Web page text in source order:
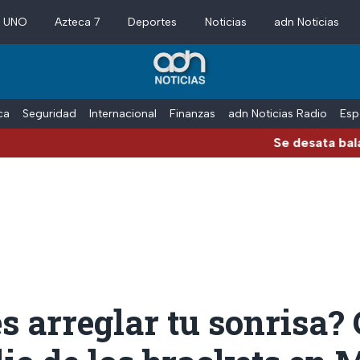
Azteca 7 Deportes Noticias adn Noticias
Seguridad Internacional Finanzas adn Noticias Radio
Se desata balacera
arreglar tu sonrisa?